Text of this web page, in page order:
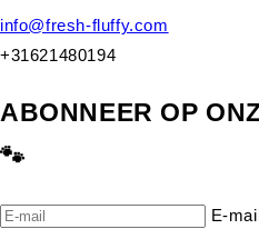
info@fresh-fluffy.com
+31621480194
ABONNEER OP
🐾